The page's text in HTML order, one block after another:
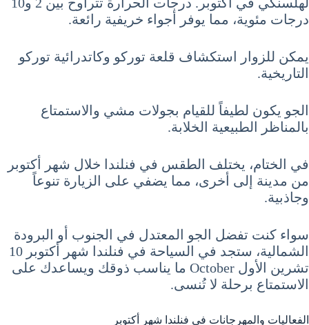
درجات مئوية، مما يوفر أجواء خريفية رائعة.
يمكن للزوار استكشاف قلعة توركو وكاتدرائية توركو
التاريخية.
الجو يكون لطيفاً للقيام بجولات مشي والاستمتاع
بالمناظر الطبيعية الخلابة.
في الختام، يختلف الطقس في فنلندا خلال شهر أكتوبر
من مدينة إلى أخرى، مما يضفي على الزيارة تنوعاً
وجاذبية.
سواء كنت تفضل الجو المعتدل في الجنوب أو البرودة
الشمالية، ستجد في السياحة في فنلندا شهر أكتوبر 10
تشرين الأول October ما يناسب ذوقك ويساعدك على
الاستمتاع برحلة لا تُنسى.
الفعاليات والمهرجانات في فنلندا شهر أكتوبر